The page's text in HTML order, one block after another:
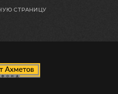
СТРАНИЦУ